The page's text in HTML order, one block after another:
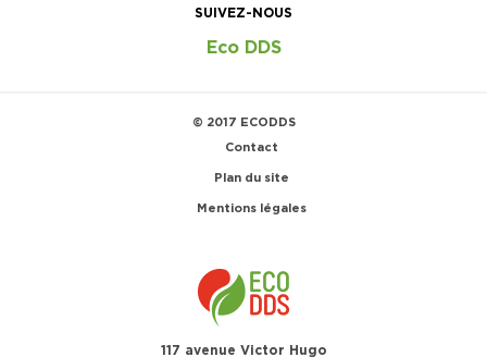
SUIVEZ-NOUS
Eco DDS
© 2017 ECODDS
Contact
Plan du site
Mentions légales
117 avenue Victor Hugo